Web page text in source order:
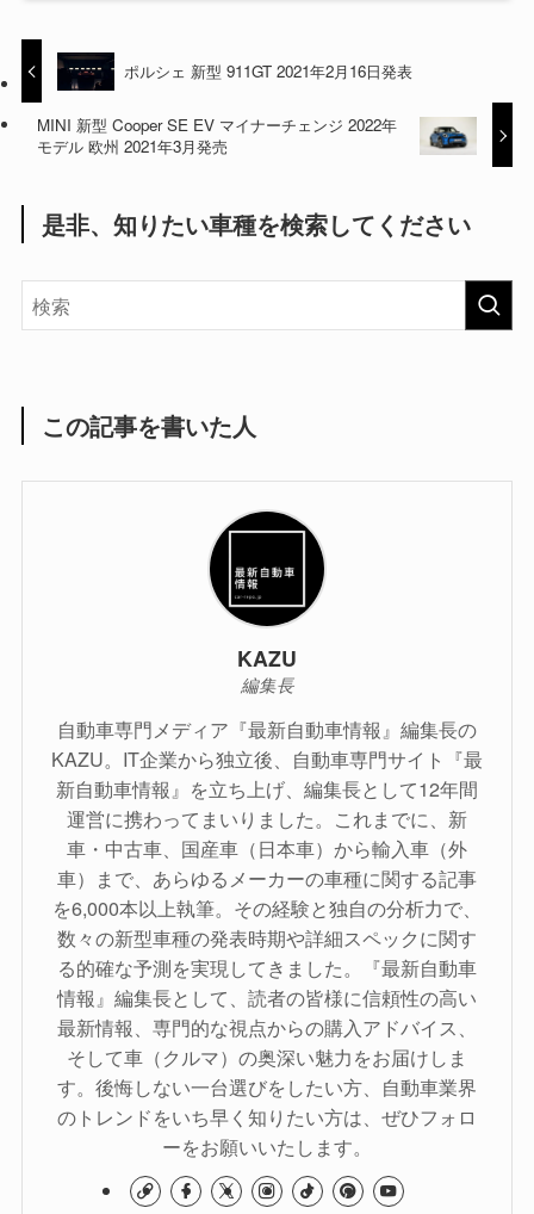
ポルシェ 新型 911GT 2021年2月16日発表
MINI 新型 Cooper SE EV マイナーチェンジ 2022年
モデル 欧州 2021年3月発売
是非、知りたい車種を検索してください
この記事を書いた人
KAZU
編集長
自動車専門メディア『最新自動車情報』編集長の
KAZU。IT企業から独立後、自動車専門サイト『最
新自動車情報』を立ち上げ、編集長として12年間
運営に携わってまいりました。これまでに、新
車・中古車、国産車（日本車）から輸入車（外
車）まで、あらゆるメーカーの車種に関する記事
を6,000本以上執筆。その経験と独自の分析力で、
数々の新型車種の発表時期や詳細スペックに関す
る的確な予測を実現してきました。『最新自動車
情報』編集長として、読者の皆様に信頼性の高い
最新情報、専門的な視点からの購入アドバイス、
そして車（クルマ）の奥深い魅力をお届けしま
す。後悔しない一台選びをしたい方、自動車業界
のトレンドをいち早く知りたい方は、ぜひフォロ
ーをお願いいたします。